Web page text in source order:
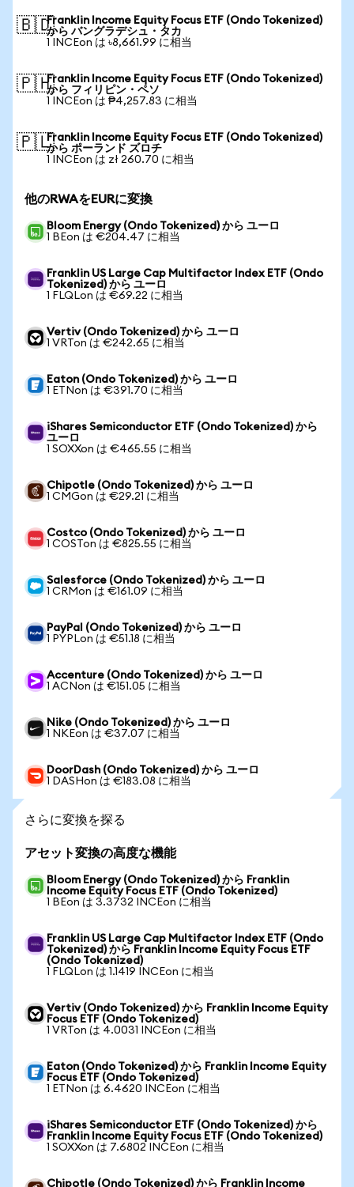
🇧🇩Franklin Income Equity Focus ETF (Ondo Tokenized)
から バングラデシュ・タカ
1 INCEon は ৳8,661.99 に相当
🇵🇭Franklin Income Equity Focus ETF (Ondo Tokenized)
から フィリピン・ペソ
1 INCEon は ₱4,257.83 に相当
🇵🇱Franklin Income Equity Focus ETF (Ondo Tokenized)
から ポーランド ズロチ
1 INCEon は zł 260.70 に相当
他のRWAをEURに変換
Bloom Energy (Ondo Tokenized) から ユーロ
1 BEon は €204.47 に相当
Franklin US Large Cap Multifactor Index ETF (Ondo
Tokenized) から ユーロ
1 FLQLon は €69.22 に相当
Vertiv (Ondo Tokenized) から ユーロ
1 VRTon は €242.65 に相当
Eaton (Ondo Tokenized) から ユーロ
1 ETNon は €391.70 に相当
iShares Semiconductor ETF (Ondo Tokenized) から
ユーロ
1 SOXXon は €465.55 に相当
Chipotle (Ondo Tokenized) から ユーロ
1 CMGon は €29.21 に相当
Costco (Ondo Tokenized) から ユーロ
1 COSTon は €825.55 に相当
Salesforce (Ondo Tokenized) から ユーロ
1 CRMon は €161.09 に相当
PayPal (Ondo Tokenized) から ユーロ
1 PYPLon は €51.18 に相当
Accenture (Ondo Tokenized) から ユーロ
1 ACNon は €151.05 に相当
Nike (Ondo Tokenized) から ユーロ
1 NKEon は €37.07 に相当
DoorDash (Ondo Tokenized) から ユーロ
1 DASHon は €183.08 に相当
さらに変換を探る
アセット変換の高度な機能
Bloom Energy (Ondo Tokenized) から Franklin
Income Equity Focus ETF (Ondo Tokenized)
1 BEon は 3.3732 INCEon に相当
Franklin US Large Cap Multifactor Index ETF (Ondo
Tokenized) から Franklin Income Equity Focus ETF
(Ondo Tokenized)
1 FLQLon は 1.1419 INCEon に相当
Vertiv (Ondo Tokenized) から Franklin Income Equity
Focus ETF (Ondo Tokenized)
1 VRTon は 4.0031 INCEon に相当
Eaton (Ondo Tokenized) から Franklin Income Equity
Focus ETF (Ondo Tokenized)
1 ETNon は 6.4620 INCEon に相当
iShares Semiconductor ETF (Ondo Tokenized) から
Franklin Income Equity Focus ETF (Ondo Tokenized)
1 SOXXon は 7.6802 INCEon に相当
Chipotle (Ondo Tokenized) から Franklin Income